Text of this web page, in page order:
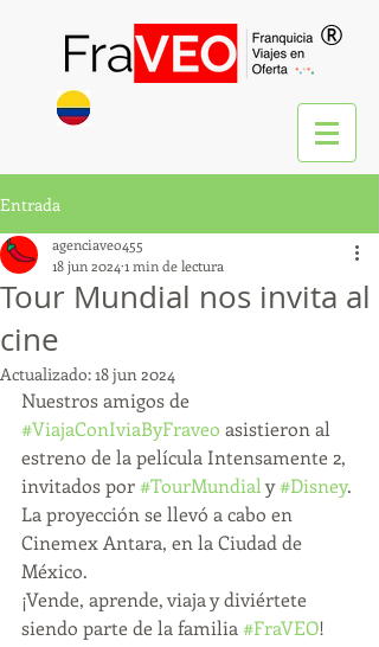
®
Entrada
Tour Mundial nos invita al
cine
agenciaveo455
18 jun 2024 1 min de lectura
Actualizado:18 jun 2024
Nuestros amigos de
#ViajaConIviaByFraveo asistieron al
estreno de la película Intensamente 2,
invitados por #TourMundial y #Disney.
La proyección se llevó a cabo en
Cinemex Antara, en la Ciudad de
México.
¡Vende, aprende, viaja y diviértete
siendo parte de la familia #FraVEO!